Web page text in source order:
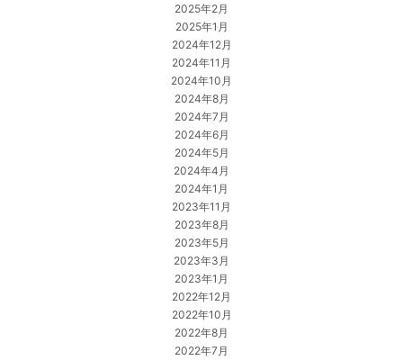
2025年2月
2025年1月
2024年12月
2024年11月
2024年10月
2024年8月
2024年7月
2024年6月
2024年5月
2024年4月
2024年1月
2023年11月
2023年8月
2023年5月
2023年3月
2023年1月
2022年12月
2022年10月
2022年8月
2022年7月